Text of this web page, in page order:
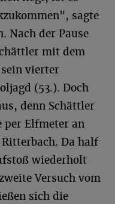
sagte
Nach der Pause
mit dem
vierter
(53.). Doch
denn Schättler
per Elfmeter an
Da half
wiederholt
Versuch vom
sich die